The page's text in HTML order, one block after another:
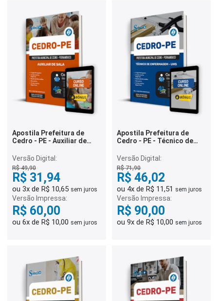
Apostila Prefeitura de
Cedro - PE - Auxiliar de
Versão Digital:
R$ 49,90
R$ 31,94
ou 3x de R$ 10,65 sem juros
Versão Impressa:
R$ 60,00
ou 6x de R$ 10,00 sem juros
Apostila Prefeitura de
Cedro - PE - Técnico de
Versão Digital:
R$ 71,90
R$ 46,02
ou 4x de R$ 11,51 sem juros
Versão Impressa:
R$ 90,00
ou 9x de R$ 10,00 sem juros